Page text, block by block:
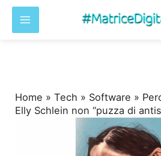
Home »Tech » Software »
Elly Schlein non “puzza di